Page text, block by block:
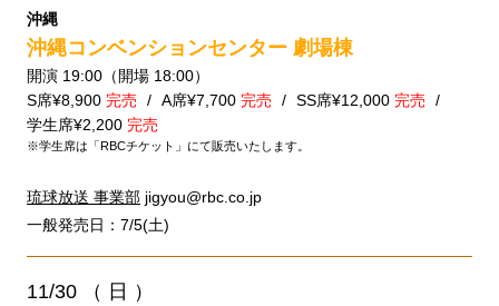
沖縄
沖縄コンベンションセンター 劇場棟
開演 19:00（開場 18:00）
S席¥8,900 完売 A席¥7,700 完売 SS席¥12,000 完売
学生席¥2,200 完売
※学生席は「RBCチケット」にて販売いたします。
琉球放送 事業部jigyou@rbc.co.jp
一般発売日：7/5(土)
11/30 （ 日 ）